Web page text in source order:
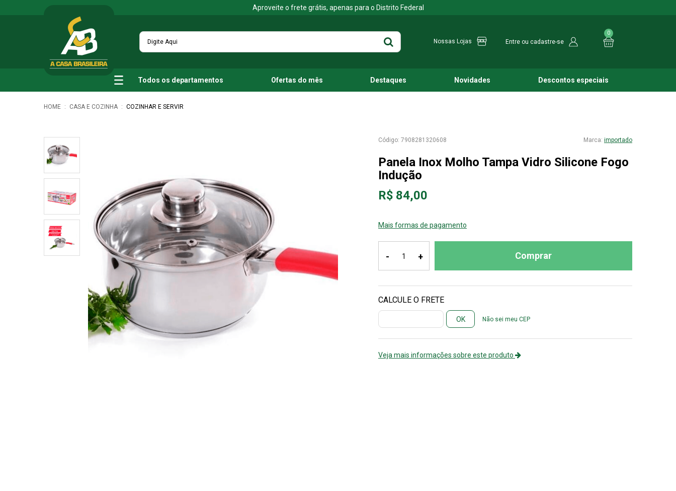
Aproveite o frete grátis, apenas para o Distrito Federal
Nossas Lojas Entre ou cadastre-se
0
Todos os departamentos Ofertas do mês Destaques Novidades Descontos especiais
CASA E COZINHA COZINHAR E SERVIR
7908281320608 importado
Panela Inox Molho Tampa Vidro Silicone Fogo
Indução
R$ 84,00
Mais formas de pagamento
- + Comprar
Não sei meu CEP
Veja mais informações sobre este produto